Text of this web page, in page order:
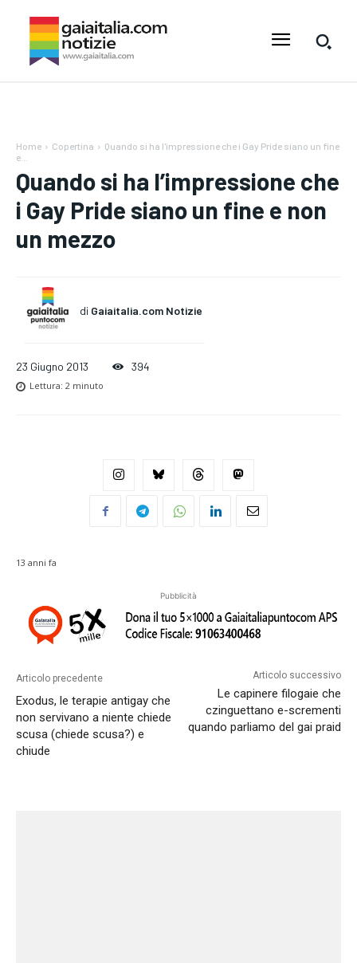
Home Copertina
Quando si ha l'impressione che i Gay Pride siano un fine
e...
Quando si ha l’impressione che
i Gay Pride siano un fine e non
un mezzo
di Gaiaitalia.com Notizie
23 Giugno 2013 394
Lettura: 2 minuto
13 anni fa
Pubblicità
Articolo precedente
Exodus, le terapie antigay che
non servivano a niente chiede
scusa (chiede scusa?) e
chiude
Articolo successivo
Le capinere filogaie che
czinguettano e-scrementi
quando parliamo del gai praid